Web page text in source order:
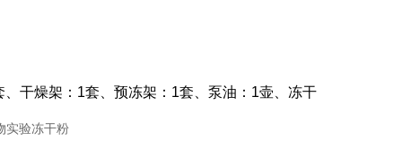
干燥架：1套、预冻架：1套、泵油：1壶、冻干